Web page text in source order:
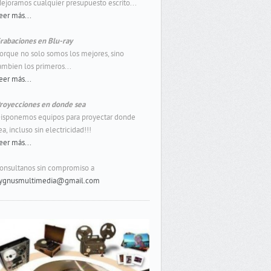
cualquier presupuesto escrito...
más...
en Blu-ray
no solo somos los mejores, sino
los primeros...
más...
en donde sea
equipos para proyectar donde
incluso sin electricidad!!!
más...
sin compromiso a